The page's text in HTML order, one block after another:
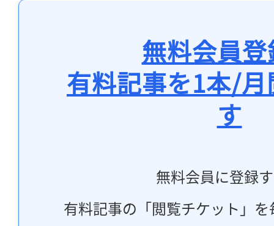
無料会員
有料記事を1本/
す
無料会員に登録
有料記事の「閲覧チケット」